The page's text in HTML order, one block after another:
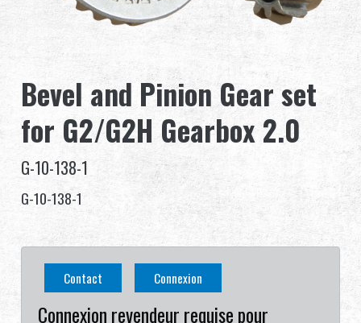
À propos de nous
Competitions & Event
繁體中文 English (US)
Français
Bevel and Pinion Gear set
for G2/G2H Gearbox 2.0
G-10-138-1
G-10-138-1
Contact Connexion
Connexion revendeur requise pour